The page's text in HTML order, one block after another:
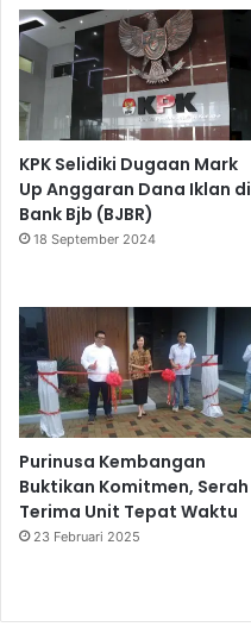
KPK Selidiki Dugaan Mark
Up Anggaran Dana Iklan di
Bank Bjb (BJBR)
18 September 2024
Purinusa Kembangan
Buktikan Komitmen, Serah
Terima Unit Tepat Waktu
23 Februari 2025